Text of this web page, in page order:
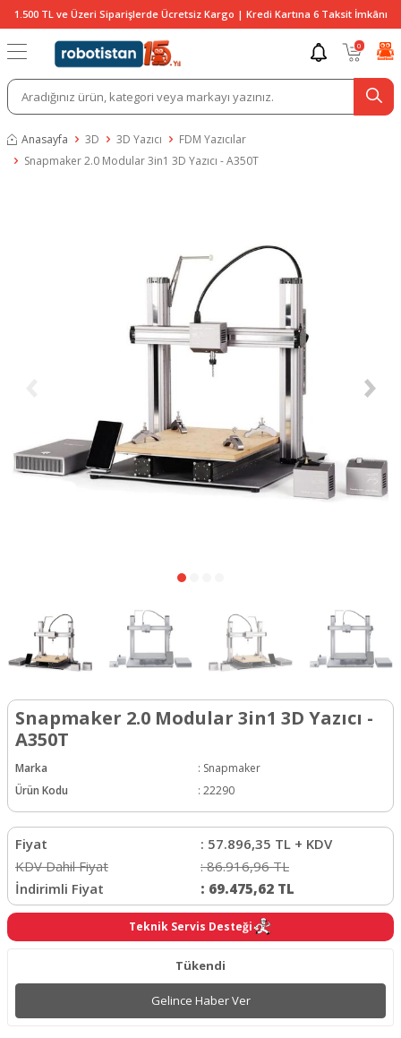
1.500 TL ve Üzeri Siparişlerde Ücretsiz Kargo | Kredi Kartına 6 Taksit İmkânı
0
Anasayfa 3D 3D Yazıcı
FDM Yazıcılar
Snapmaker 2.0 Modular 3in1 3D Yazıcı - A350T
Snapmaker 2.0 Modular 3in1 3D Yazıcı -
A350T
Marka : Snapmaker
Ürün Kodu
: 22290
Fiyat : 57.896,35 TL + KDV
KDV Dahil Fiyat
:86.916,96TL
İndirimli Fiyat
: 69.475,62 TL
Teknik Servis Desteği
Tükendi
Gelince Haber Ver